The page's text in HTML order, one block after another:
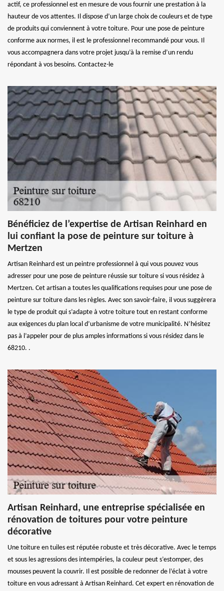
actif, ce professionnel est en mesure de vous fournir une prestation à la
hauteur de vos attentes. Il dispose d’un large choix de couleurs et de type
de produits qui conviennent à votre toiture. Pour une pose de peinture
conforme aux normes, il est le professionnel recommandé pour vous. Il
vous accompagnera dans votre projet jusqu’à la remise d’un rendu
répondant à vos besoins. Contactez-le
Bénéficiez de l’expertise de Artisan Reinhard en
lui confiant la pose de peinture sur toiture à
Mertzen
Artisan Reinhard est un peintre professionnel à qui vous pouvez vous
adresser pour une pose de peinture réussie sur toiture si vous résidez à
Mertzen. Cet artisan a toutes les qualifications requises pour une pose de
peinture sur toiture dans les règles. Avec son savoir-faire, il vous suggèrera
le type de produit qui s’adapte à votre toiture tout en restant conforme
aux exigences du plan local d’urbanisme de votre municipalité. N’hésitez
pas à l’appeler pour de plus amples informations si vous résidez dans le
68210. .
Artisan Reinhard, une entreprise spécialisée en
rénovation de toitures pour votre peinture
décorative
Une toiture en tuiles est réputée robuste et très décorative. Avec le temps
et sous les agressions des intempéries, la couleur peut s’estomper, des
mousses peuvent la couvrir. Il est possible de redonner de l’éclat à votre
toiture en vous adressant à Artisan Reinhard. Cet expert en rénovation de